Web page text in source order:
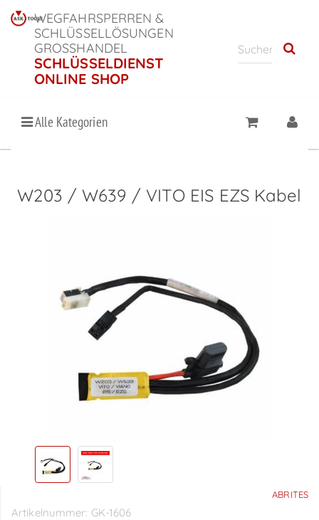
WEGFAHRSPERREN &
SCHLÜSSELLÖSUNGEN
GROSSHANDEL
SCHLÜSSELDIENST
ONLINE SHOP
Alle Kategorien
W203 / W639 / VITO EIS EZS Kabel
ABRITES
Artikelnummer: GK-1606